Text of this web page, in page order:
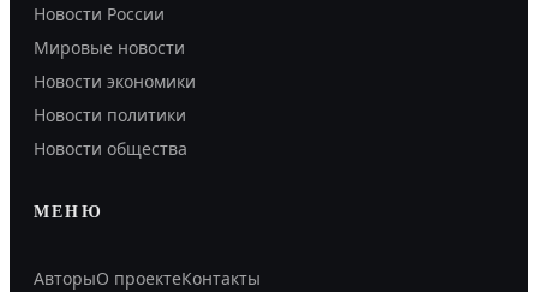
Новости России
Мировые новости
Новости экономики
Новости политики
Новости общества
МЕНЮ
АвторыО проектеКонтакты